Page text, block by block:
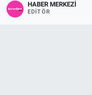
HABER MERKEZI
EDITÖR
Spor